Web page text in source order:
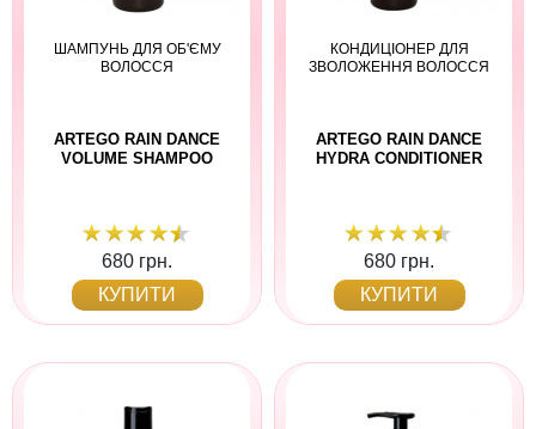
ШАМПУНЬ ДЛЯ ОБ'ЄМУ
ВОЛОССЯ
ARTEGO RAIN DANCE
VOLUME SHAMPOO
680 грн.
КУПИТИ
КОНДИЦІОНЕР ДЛЯ
ЗВОЛОЖЕННЯ ВОЛОССЯ
ARTEGO RAIN DANCE
HYDRA CONDITIONER
680 грн.
КУПИТИ